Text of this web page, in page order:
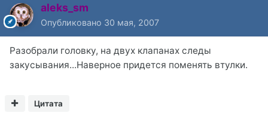
aleks_sm
Опубликовано 30 мая, 2007
Разобрали головку, на двух клапанах следы
закусывания...Наверное придется поменять втулки.
Цитата